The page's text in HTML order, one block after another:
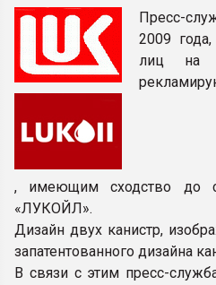
Пресс-
2009
лиц на
, имеющим сходство до
«ЛУКОЙЛ».
Дизайн двух канистр,
запатентованного дизайна
В связи с этим пресс-